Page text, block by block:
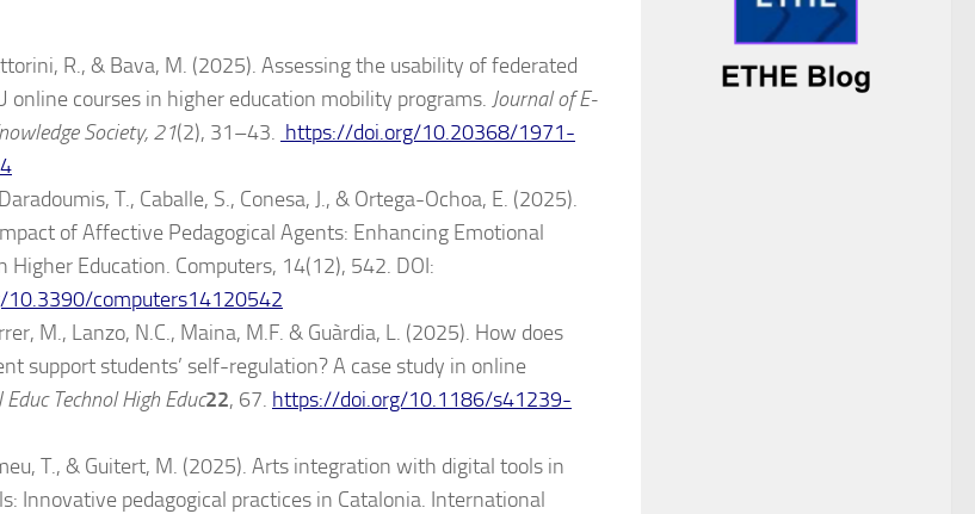
R., & Bava, M. (2025). Assessing the usability of federated
online courses in higher education mobility programs. Journal of E-
Society, 21(2), 31–43. https://doi.org/10.20368/1971-
T., Caballe, S., Conesa, J., & Ortega-Ochoa, E. (2025).
of Affective Pedagogical Agents: Enhancing Emotional
Higher Education. Computers, 14(12), 542. DOI:
computers14120542
M., Lanzo, N.C., Maina, M.F. & Guàrdia, L. (2025). How does
support students’ self-regulation? A case study in online
Educ Technol High Educ22, 67. https://doi.org/10.1186/s41239-
T., & Guitert, M. (2025). Arts integration with digital tools in
Innovative pedagogical practices in Catalonia. International